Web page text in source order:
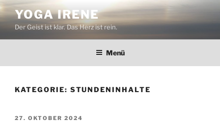
Zum
Inhalt
springen
YOGA IRENE
Der Geist ist klar. Das Herz ist rein.
Menü
KATEGORIE: STUNDENINHALTE
VERÖFFENTLICHT
27. OKTOBER 2024